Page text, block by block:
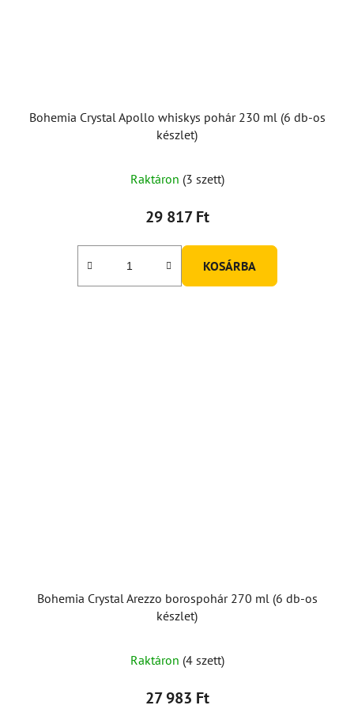
Bohemia Crystal Apollo whiskys pohár 230 ml (6 db-os
készlet)
Raktáron (3 szett)
29 817 Ft
KOSÁRBA
Bohemia Crystal Arezzo borospohár 270 ml (6 db-os
készlet)
Raktáron (4 szett)
27 983 Ft